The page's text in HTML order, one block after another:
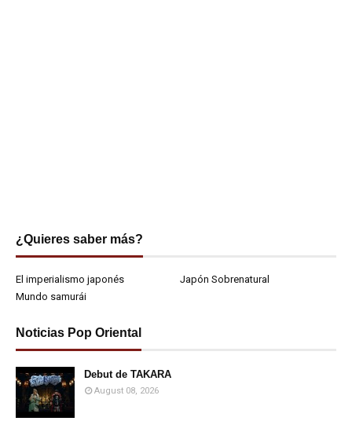
¿Quieres saber más?
El imperialismo japonés
Japón Sobrenatural
Mundo samurái
Noticias Pop Oriental
Debut de TAKARA
August 08, 2026